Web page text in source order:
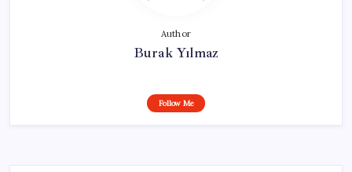
Author
Burak Yılmaz
Follow Me